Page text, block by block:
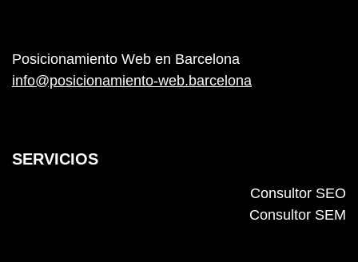
Posicionamiento Web en Barcelona
info@posicionamiento-web.barcelona
SERVICIOS
Consultor SEO
Consultor SEM